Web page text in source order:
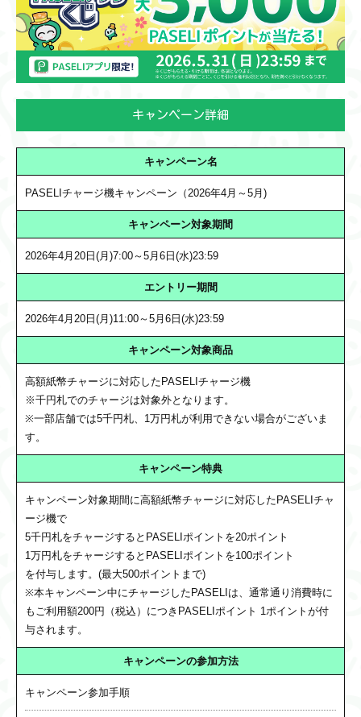
キャンペーン詳細
キャンペーン名
PASELIチャージ機キャンペーン（2026年4月～5月)
キャンペーン対象期間
2026年4月20日(月)7:00～5月6日(水)23:59
エントリー期間
2026年4月20日(月)11:00～5月6日(水)23:59
キャンペーン対象商品
高額紙幣チャージに対応したPASELIチャージ機
※千円札でのチャージは対象外となります。
※一部店舗では5千円札、1万円札が利用できない場合がございま
す。
キャンペーン特典
キャンペーン対象期間に高額紙幣チャージに対応したPASELIチャ
ージ機で
5千円札をチャージするとPASELIポイントを20ポイント
1万円札をチャージするとPASELIポイントを100ポイント
を付与します。(最大500ポイントまで)
※本キャンペーン中にチャージしたPASELIは、通常通り消費時に
もご利用額200円（税込）につきPASELIポイント 1ポイントが付
与されます。
キャンペーンの参加方法
キャンペーン参加手順